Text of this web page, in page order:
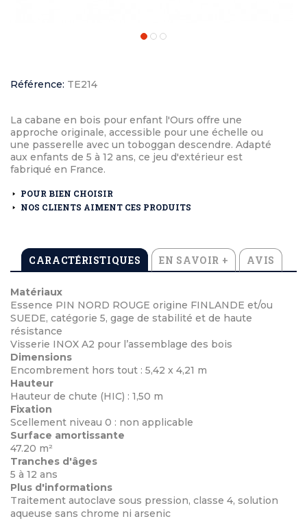
Référence: TE214
La cabane en bois pour enfant l'Ours offre une
approche originale, accessible pour une échelle ou
une passerelle avec un toboggan descendre. Adapté
aux enfants de 5 à 12 ans, ce jeu d'extérieur est
fabriqué en France.
POUR BIEN CHOISIR
NOS CLIENTS AIMENT CES PRODUITS
CARACTÉRISTIQUES EN SAVOIR + AVIS
Matériaux
Essence PIN NORD ROUGE origine FINLANDE et/ou
SUEDE, catégorie 5, gage de stabilité et de haute
résistance
Visserie INOX A2 pour l’assemblage des bois
Dimensions
Encombrement hors tout : 5,42 x 4,21 m
Hauteur
Hauteur de chute (HIC) : 1,50 m
Fixation
Scellement niveau 0 : non applicable
Surface amortissante
47.20 m²
Tranches d'âges
5 à 12 ans
Plus d'informations
Traitement autoclave sous pression, classe 4, solution
aqueuse sans chrome ni arsenic